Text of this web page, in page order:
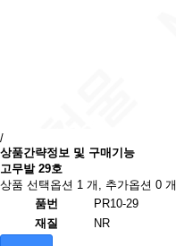
/
상품간략정보 및 구매기능
고무발 29호
상품 선택옵션 1 개, 추가옵션 0 개
품번
PR10-29
재질
NR